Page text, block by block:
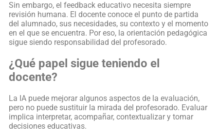
Sin embargo, el feedback educativo necesita siempre
revisión humana. El docente conoce el punto de partida
del alumnado, sus necesidades, su contexto y el momento
en el que se encuentra. Por eso, la orientación pedagógica
sigue siendo responsabilidad del profesorado.
¿Qué papel sigue teniendo el
docente?
La IA puede mejorar algunos aspectos de la evaluación,
pero no puede sustituir la mirada del profesorado. Evaluar
implica interpretar, acompañar, contextualizar y tomar
decisiones educativas.